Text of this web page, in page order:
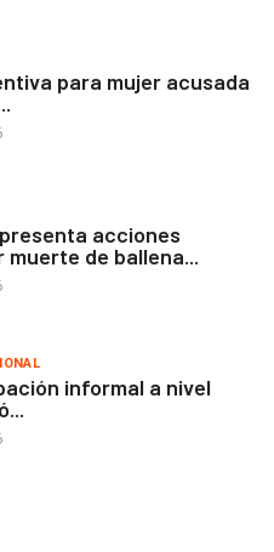
para mujer acusada
acciones
muerte de ballena...
informal a nivel